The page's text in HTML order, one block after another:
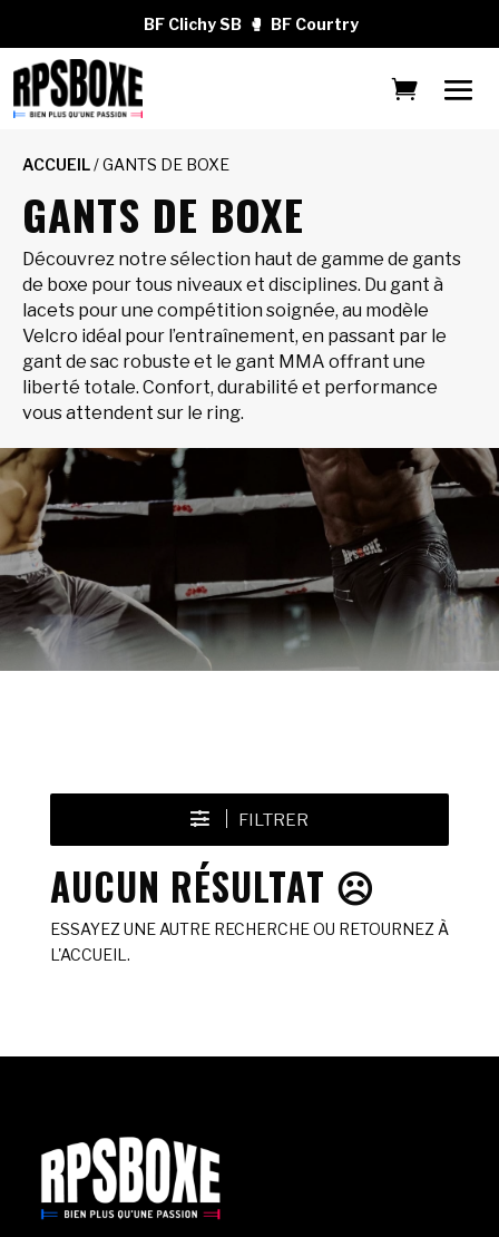
BF Clichy SB 🥊 BF Courtry
ACCUEIL/ GANTS DE BOXE
GANTS DE BOXE
Découvrez notre sélection haut de gamme de gants
de boxe pour tous niveaux et disciplines. Du gant à
lacets pour une compétition soignée, au modèle
Velcro idéal pour l’entraînement, en passant par le
gant de sac robuste et le gant MMA offrant une
liberté totale. Confort, durabilité et performance
vous attendent sur le ring.
FILTRER
AUCUN RÉSULTAT ☹️
ESSAYEZ UNE AUTRE RECHERCHE OU RETOURNEZ À
L'ACCUEIL.